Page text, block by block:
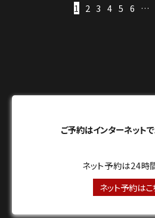
1 2 3 4 5 6 …
ご予約はインターネット
ネット予約は24時
ネット予約はこ